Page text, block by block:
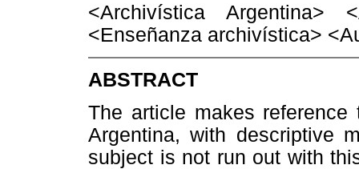
<Archivística Argentina>
<Enseñanza archivística>
ABSTRACT
The article makes
Argentina, with descriptive
subject is not run out with